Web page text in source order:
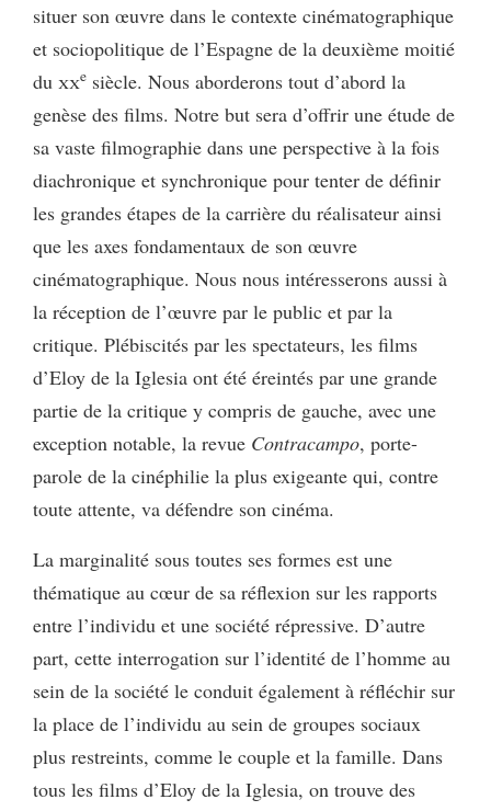
situer son œuvre dans le contexte cinématographique
et sociopolitique de l’Espagne de la deuxième moitié
du xxe siècle. Nous aborderons tout d’abord la
genèse des films. Notre but sera d’offrir une étude de
sa vaste filmographie dans une perspective à la fois
diachronique et synchronique pour tenter de définir
les grandes étapes de la carrière du réalisateur ainsi
que les axes fondamentaux de son œuvre
cinématographique. Nous nous intéresserons aussi à
la réception de l’œuvre par le public et par la
critique. Plébiscités par les spectateurs, les films
d’Eloy de la Iglesia ont été éreintés par une grande
partie de la critique y compris de gauche, avec une
exception notable, la revue Contracampo, porte-
parole de la cinéphilie la plus exigeante qui, contre
toute attente, va défendre son cinéma.
La marginalité sous toutes ses formes est une
thématique au cœur de sa réflexion sur les rapports
entre l’individu et une société répressive. D’autre
part, cette interrogation sur l’identité de l’homme au
sein de la société le conduit également à réfléchir sur
la place de l’individu au sein de groupes sociaux
plus restreints, comme le couple et la famille. Dans
tous les films d’Eloy de la Iglesia, on trouve des